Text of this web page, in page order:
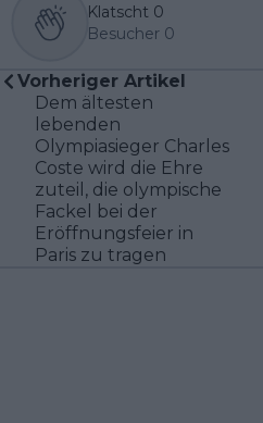
Klatscht 0
Besucher 0
Vorheriger Artikel
Dem ältesten
lebenden
Olympiasieger Charles
Coste wird die Ehre
zuteil, die olympische
Fackel bei der
Eröffnungsfeier in
Paris zu tragen